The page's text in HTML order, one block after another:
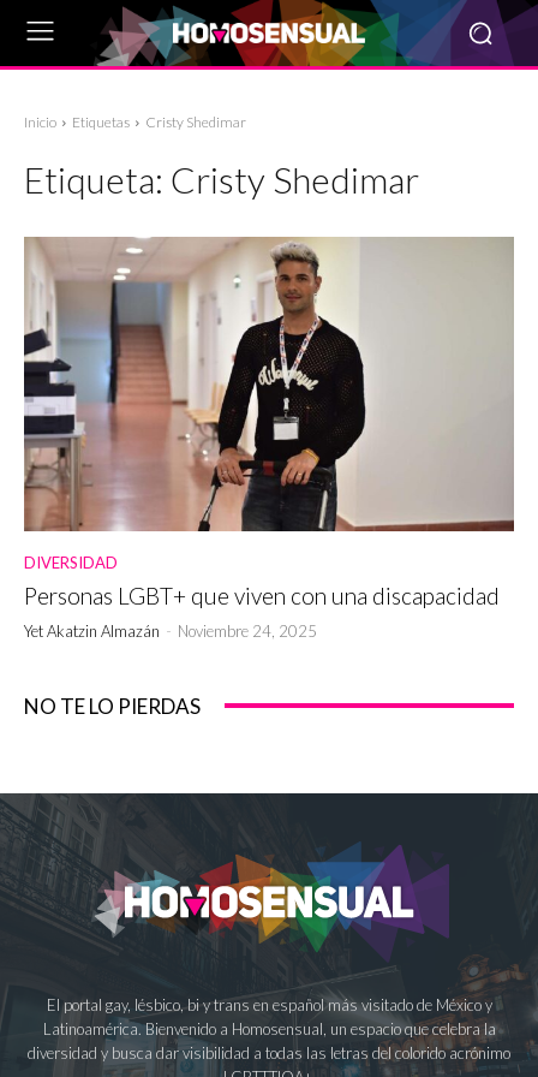
Inicio Etiquetas Cristy Shedimar
Etiqueta: Cristy Shedimar
DIVERSIDAD
Personas LGBT+ que viven con una discapacidad
Yet Akatzin Almazán - Noviembre 24, 2025
NO TE LO PIERDAS
El portal gay, lésbico, bi y trans en español más visitado de México y
Latinoamérica. Bienvenido a Homosensual, un espacio que celebra la
diversidad y busca dar visibilidad a todas las letras del colorido acrónimo